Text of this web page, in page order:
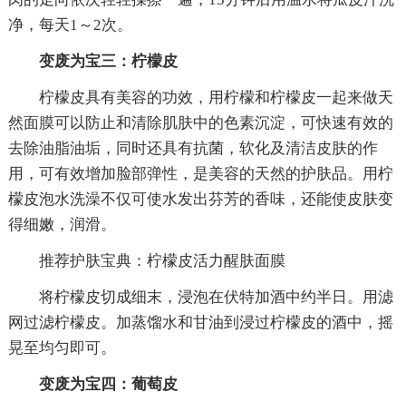
净，每天1～2次。
变废为宝三：柠檬皮
柠檬皮具有美容的功效，用柠檬和柠檬皮一起来做天
然面膜可以防止和清除肌肤中的色素沉淀，可快速有效的
去除油脂油垢，同时还具有抗菌，软化及清洁皮肤的作
用，可有效增加脸部弹性，是美容的天然的护肤品。用柠
檬皮泡水洗澡不仅可使水发出芬芳的香味，还能使皮肤变
得细嫩，润滑。
推荐护肤宝典：柠檬皮活力醒肤面膜
将柠檬皮切成细末，浸泡在伏特加酒中约半日。用滤
网过滤柠檬皮。加蒸馏水和甘油到浸过柠檬皮的酒中，摇
晃至均匀即可。
变废为宝四：葡萄皮